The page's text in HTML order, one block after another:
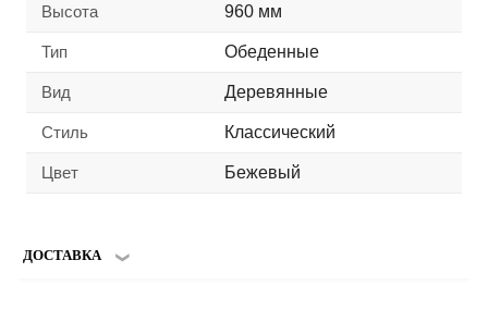
Высота 960 мм
Тип Обеденные
Вид Деревянные
Стиль Классический
Цвет Бежевый
ДОСТАВКА